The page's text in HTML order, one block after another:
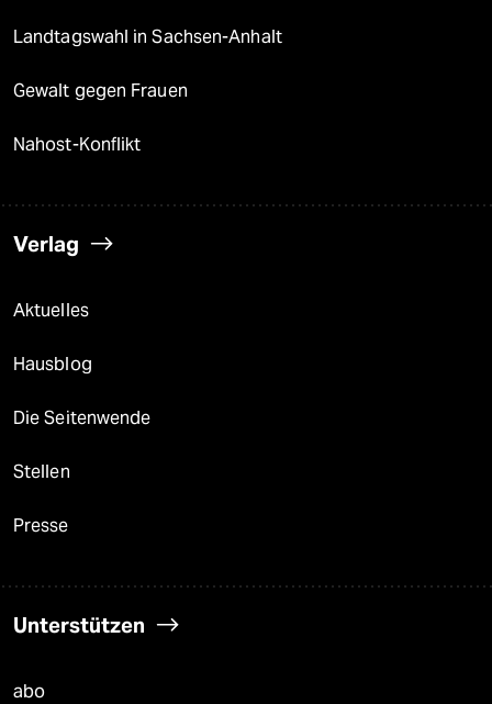
Landtagswahl in Sachsen-Anhalt
Gewalt gegen Frauen
Nahost-Konflikt
Verlag
Aktuelles
Hausblog
Die Seitenwende
Stellen
Presse
Unterstützen
abo